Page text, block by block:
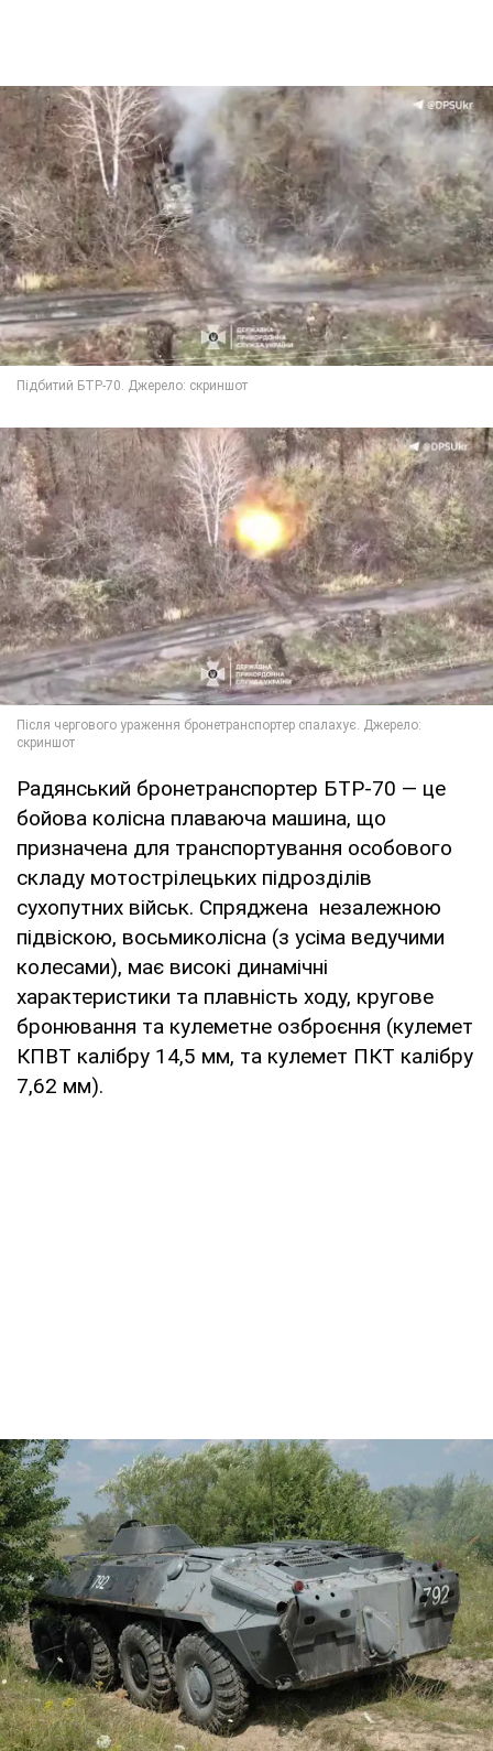
Радянський бронетранспортер БТР-70 — це
бойова колісна плаваюча машина, що
призначена для транспортування особового
складу мотострілецьких підрозділів
сухопутних військ. Спряджена незалежною
підвіскою, восьмиколісна (з усіма ведучими
колесами), має високі динамічні
характеристики та плавність ходу, кругове
бронювання та кулеметне озброєння (кулемет
КПВТ калібру 14,5 мм, та кулемет ПКТ калібру
7,62 мм).